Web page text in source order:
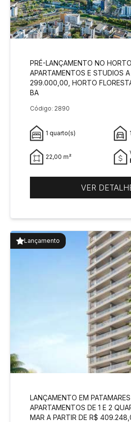
PRÉ-LANÇAMENTO NO HORTO
APARTAMENTOS E STUDIOS
299.000,00, HORTO
BA
Código: 2890
1 quarto(s)
22,00 m²
VER
Lançamento
LANÇAMENTO EM PATAMARES |
APARTAMENTOS DE 1 E 2
MAR A PARTIR DE R$